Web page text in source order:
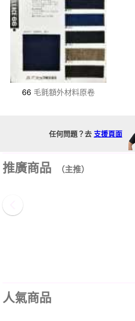
66 毛氈額外材料原卷
任何問題？去 支援頁面
推廣商品 （主推）
人氣商品